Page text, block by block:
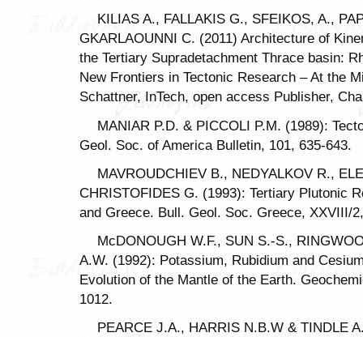
ΚILIAS A., FALLAKIS G., SFEIKOS, A.,
GKARLAOUNNI C. (2011) Architecture of
the Tertiary Supradetachment Thrace basin:
New Frontiers in Tectonic Research – At the
Schattner, InTech, open access Publisher,
MANIAR P.D. & PICCOLI P.M. (1989):
Geol. Soc. of America Bulletin, 101, 635-643.
MAVROUDCHIEV B., NEDYALKOV R.,
CHRISTOFIDES G. (1993): Tertiary Plutonic
and Greece. Bull. Geol. Soc. Greece, XXVIII/
McDONOUGH W.F., SUN S.-S.,
A.W. (1992): Potassium, Rubidium and
Evolution of the Mantle of the Earth.
1012.
PEARCE J.A., HARRIS N.B.W & TINDLE